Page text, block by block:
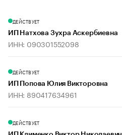
ДЕЙСТВУЕТ
ИП Натхова Зухра Аскербиевна
ИНН: 090301552098
ДЕЙСТВУЕТ
ИП Попова Юлия Викторовна
ИНН: 890417634961
ДЕЙСТВУЕТ